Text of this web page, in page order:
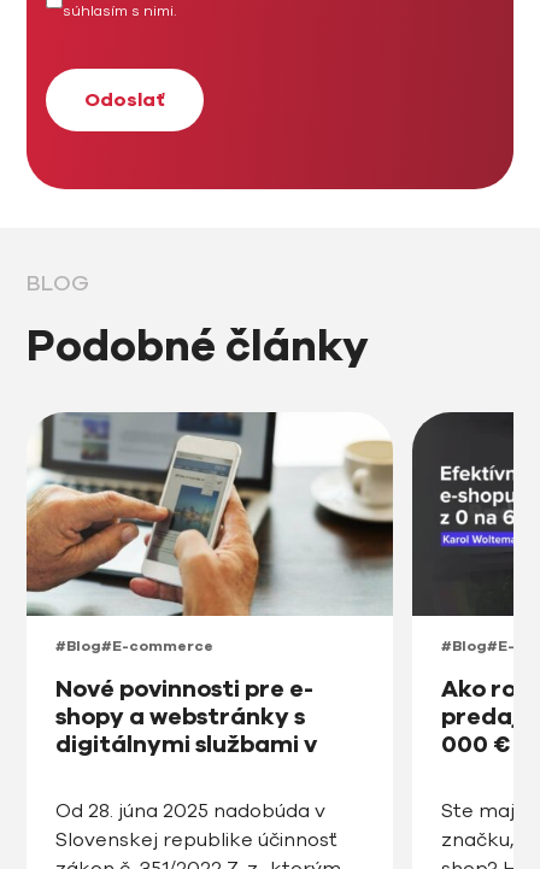
súhlasím s nimi.
BLOG
Podobné články
#Blog#E-commerce
Nové povinnosti pre e-
shopy a webstránky s
digitálnymi službami v
od roku 2025
Od 28. júna 2025 nadobúda v
Slovenskej republike účinnosť
#Blog#E-
Ako
000 € v
Ste
značku,